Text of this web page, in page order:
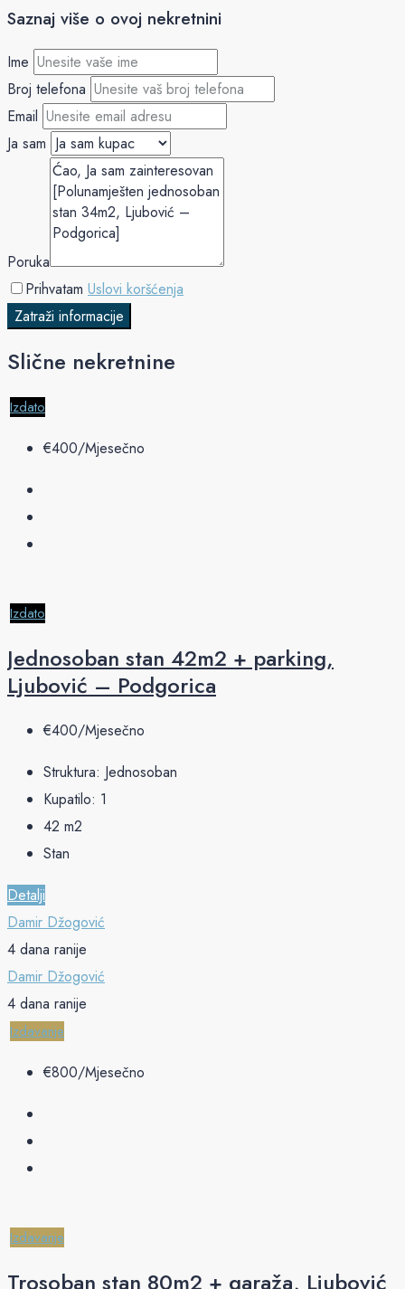
Saznaj više o ovoj nekretnini
Ime
Broj telefona
Email
Ja sam
Poruka
Prihvatam Uslovi koršćenja
Zatraži informacije
Slične nekretnine
Izdato
€‎400/Mjesečno
Izdato
Jednosoban stan 42m2 + parking,
Ljubović – Podgorica
€‎400/Mjesečno
Struktura: Jednosoban
Kupatilo: 1
42 m2
Stan
Detalji
Damir Džogović
4 dana ranije
Damir Džogović
4 dana ranije
Izdavanje
€‎800/Mjesečno
Izdavanje
Trosoban stan 80m2 + garaža, Ljubović